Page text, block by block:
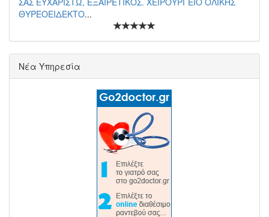
ΘΥΡΕΟΕΙΔΕΚΤΟ...
Νέα Υπηρεσία